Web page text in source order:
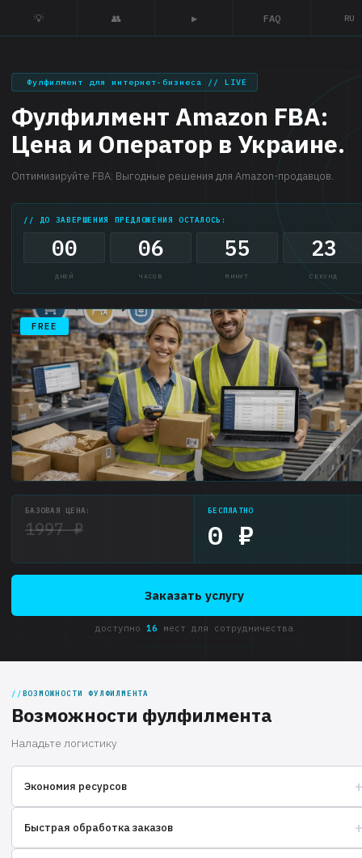
💡 👥 ▶ FAQ RU
Фулфилмент для интернет-бизнеса // LIVE
Фулфилмент Amazon FBA:
Цена и Оператор в Украине.
Оптимизируйте FBA: Выгодные решения для Amazon-продавцов.
// ДО ЗАВЕРШЕНИЯ ПРЕДЛОЖЕНИЯ ОСТАЛОСЬ:
00
ДНЕЙ
06
ЧАСОВ
55
МИНУТ
23
СЕКУНД
FREE
БАЗОВАЯ ЦЕНА:
1997 ₽
БЕСПЛАТНО
0 ₽
Заказать услугу
доступно 16 мест для сотрудничества
ВОЗМОЖНОСТИ ФУЛФИЛМЕНТА
Возможности фулфилмента
Наладьте логистику
Экономия ресурсов
Быстрая обработка заказов